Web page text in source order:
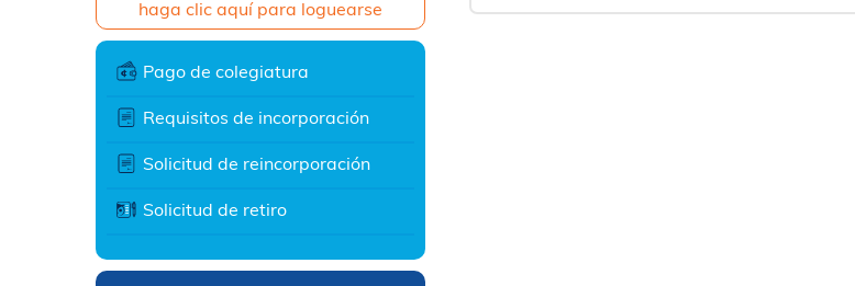
haga clic aquí para loguearse
Pago de colegiatura
Requisitos de incorporación
Solicitud de reincorporación
Solicitud de retiro